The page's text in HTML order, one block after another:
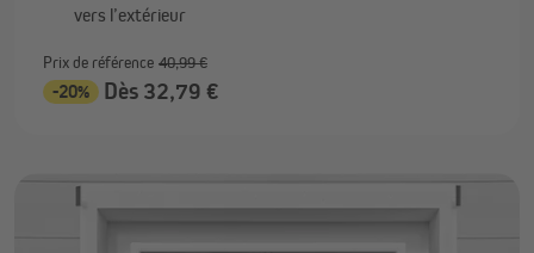
vers l’extérieur
Prix de référence 40,99 €
-20% Dès 32,79 €